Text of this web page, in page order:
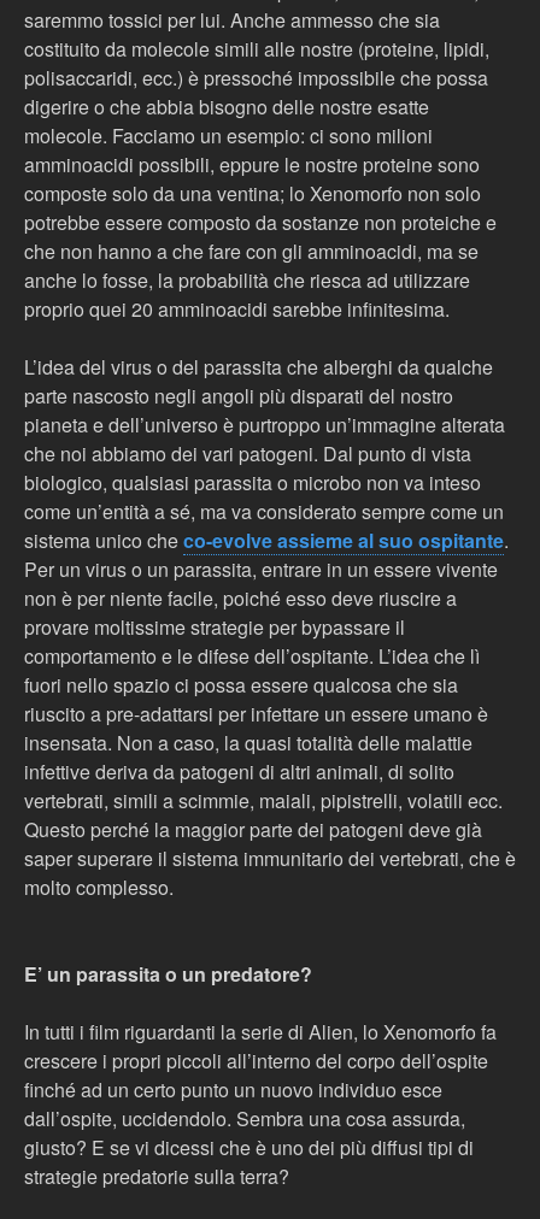
saremmo tossici per lui. Anche ammesso che sia
costituito da molecole simili alle nostre (proteine, lipidi,
polisaccaridi, ecc.) è pressoché impossibile che possa
digerire o che abbia bisogno delle nostre esatte
molecole. Facciamo un esempio: ci sono milioni
amminoacidi possibili, eppure le nostre proteine sono
composte solo da una ventina; lo Xenomorfo non solo
potrebbe essere composto da sostanze non proteiche e
che non hanno a che fare con gli amminoacidi, ma se
anche lo fosse, la probabilità che riesca ad utilizzare
proprio quei 20 amminoacidi sarebbe infinitesima.
L’idea del virus o del parassita che alberghi da qualche
parte nascosto negli angoli più disparati del nostro
pianeta e dell’universo è purtroppo un’immagine alterata
che noi abbiamo dei vari patogeni. Dal punto di vista
biologico, qualsiasi parassita o microbo non va inteso
come un’entità a sé, ma va considerato sempre come un
sistema unico checo-evolve assieme al suo ospitante.
Per un virus o un parassita, entrare in un essere vivente
non è per niente facile, poiché esso deve riuscire a
provare moltissime strategie per bypassare il
comportamento e le difese dell’ospitante. L’idea che lì
fuori nello spazio ci possa essere qualcosa che sia
riuscito a pre-adattarsi per infettare un essere umano è
insensata. Non a caso, la quasi totalità delle malattie
infettive deriva da patogeni di altri animali, di solito
vertebrati, simili a scimmie, maiali, pipistrelli, volatili ecc.
Questo perché la maggior parte dei patogeni deve già
saper superare il sistema immunitario dei vertebrati, che è
molto complesso.
E’ un parassita o un predatore?
In tutti i film riguardanti la serie di Alien, lo Xenomorfo fa
crescere i propri piccoli all’interno del corpo dell’ospite
finché ad un certo punto un nuovo individuo esce
dall’ospite, uccidendolo. Sembra una cosa assurda,
giusto? E se vi dicessi che è uno dei più diffusi tipi di
strategie predatorie sulla terra?